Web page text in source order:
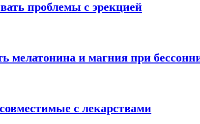
проблемы с эрекцией
мелатонина и магния при
с лекарствами